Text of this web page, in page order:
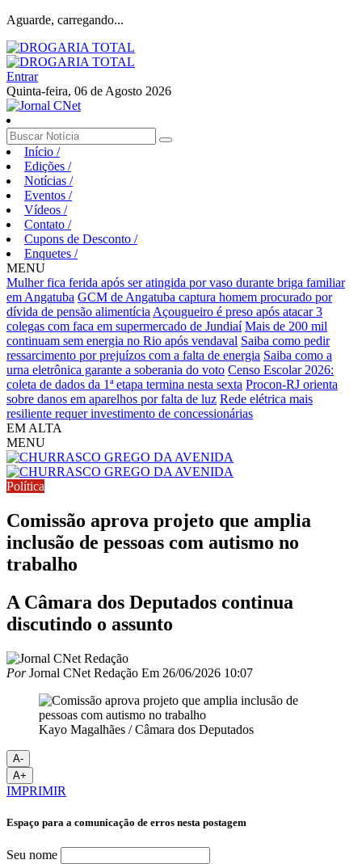
Aguarde, carregando...
Entrar
Quinta-feira, 06 de Agosto 2026
Início /
Edições /
Notícias /
Eventos /
Vídeos /
Contato /
Cupons de Desconto /
Enquetes /
MENU
Mulher fica ferida após ser atingida por vaso durante briga familiar
em Angatuba GCM de Angatuba captura homem procurado por
dívida de pensão alimentícia Açougueiro é preso após atacar 3
colegas com faca em supermercado de Jundiaí Mais de 200 mil
continuam sem energia no Rio após vendaval Saiba como pedir
ressarcimento por prejuízos com a falta de energia Saiba como a
urna eletrônica garante a soberania do voto Censo Escolar 2026:
coleta de dados da 1ª etapa termina nesta sexta Procon-RJ orienta
sobre danos em aparelhos por falta de luz Rede elétrica mais
resiliente requer investimento de concessionárias
EM ALTA
MENU
Política
Comissão aprova projeto que amplia
inclusão de pessoas com autismo no
trabalho
A Câmara dos Deputados continua
discutindo o assunto
PorJornal CNet Redação Em 26/06/2026 10:07
Kayo Magalhães / Câmara dos Deputados
A-
A+
IMPRIMIR
Espaço para a comunicação de erros nesta postagem
Seu nome